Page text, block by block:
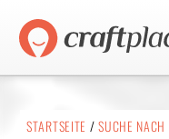
STARTSEITE /SUCHE NACH